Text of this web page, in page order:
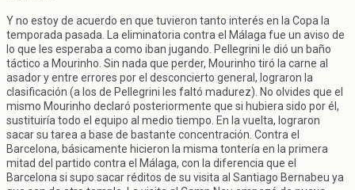
Y no estoy de acuerdo en que tuvieron tanto interés en la Copa la
temporada pasada. La eliminatoria contra el Málaga fue un aviso de
lo que les esperaba a como iban jugando. Pellegrini le dió un baño
táctico a Mourinho. Sin nada que perder, Mourinho tiró la carne al
asador y entre errores por el desconcierto general, lograron la
clasificación (a los de Pellegrini les faltó madurez). No olvides que el
mismo Mourinho declaró posteriormente que si hubiera sido por él,
sustituiría todo el equipo al medio tiempo. En la vuelta, lograron
sacar su tarea a base de bastante concentración. Contra el
Barcelona, básicamente hicieron la misma tontería en la primera
mitad del partido contra el Málaga, con la diferencia que el
Barcelona si supo sacar réditos de su visita al Santiago Bernabeu ya